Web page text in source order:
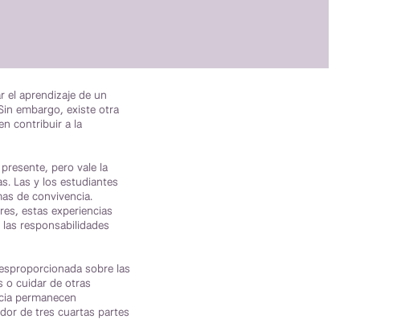
el aprendizaje de un
embargo, existe otra
contribuir a la
pero vale la
Las y los estudiantes
de convivencia.
estas experiencias
responsabilidades
sobre las
o cuidar de otras
permanecen
de tres cuartas partes